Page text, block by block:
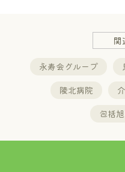
関
永寿会グループ
陵北病院
包括